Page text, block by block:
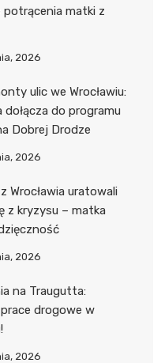
potrącenia matki z
2026
ulic we Wrocławiu:
dołącza do programu
Dobrej Drodze
2026
Wrocławia uratowali
z kryzysu – matka
2026
na Traugutta:
drogowe w
2026